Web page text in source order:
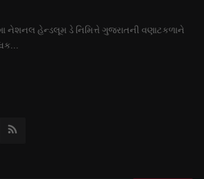
નેશનલ હેન્ડલૂમ ડે નિમિત્તે ગુજરાતની વણાટકળાને